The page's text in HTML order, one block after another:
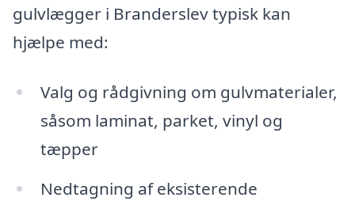
gulvlægger i Branderslev typisk kan
hjælpe med:
Valg og rådgivning om gulvmaterialer,
såsom laminat, parket, vinyl og
tæpper
Nedtagning af eksisterende